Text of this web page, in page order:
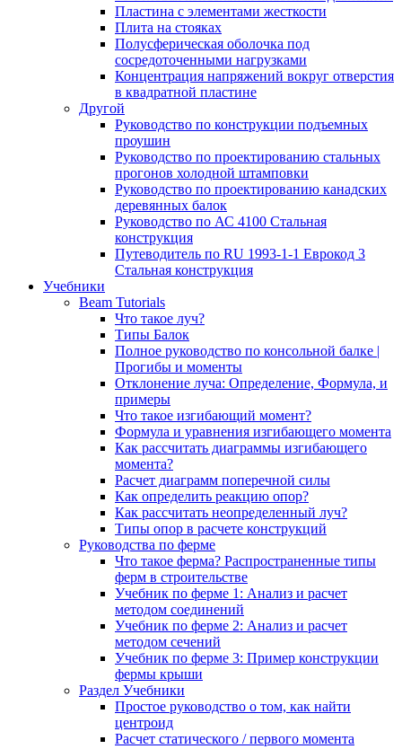
Пластина с элементами жесткости
Плита на стояках
Полусферическая оболочка под
сосредоточенными нагрузками
Концентрация напряжений вокруг отверстия
в квадратной пластине
Другой
Руководство по конструкции подъемных
проушин
Руководство по проектированию стальных
прогонов холодной штамповки
Руководство по проектированию канадских
деревянных балок
Руководство по АС 4100 Стальная
конструкция
Путеводитель по RU 1993-1-1 Еврокод 3
Стальная конструкция
Учебники
Beam Tutorials
Что такое луч?
Типы Балок
Полное руководство по консольной балке |
Прогибы и моменты
Отклонение луча: Определение, Формула, и
примеры
Что такое изгибающий момент?
Формула и уравнения изгибающего момента
Как рассчитать диаграммы изгибающего
момента?
Расчет диаграмм поперечной силы
Как определить реакцию опор?
Как рассчитать неопределенный луч?
Типы опор в расчете конструкций
Руководства по ферме
Что такое ферма? Распространенные типы
ферм в строительстве
Учебник по ферме 1: Анализ и расчет
методом соединений
Учебник по ферме 2: Анализ и расчет
методом сечений
Учебник по ферме 3: Пример конструкции
фермы крыши
Раздел Учебники
Простое руководство о том, как найти
центроид
Расчет статического / первого момента